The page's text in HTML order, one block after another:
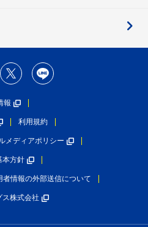
報
利用規約
メディアポリシー
本方針
者情報の外部送信について
ス株式会社